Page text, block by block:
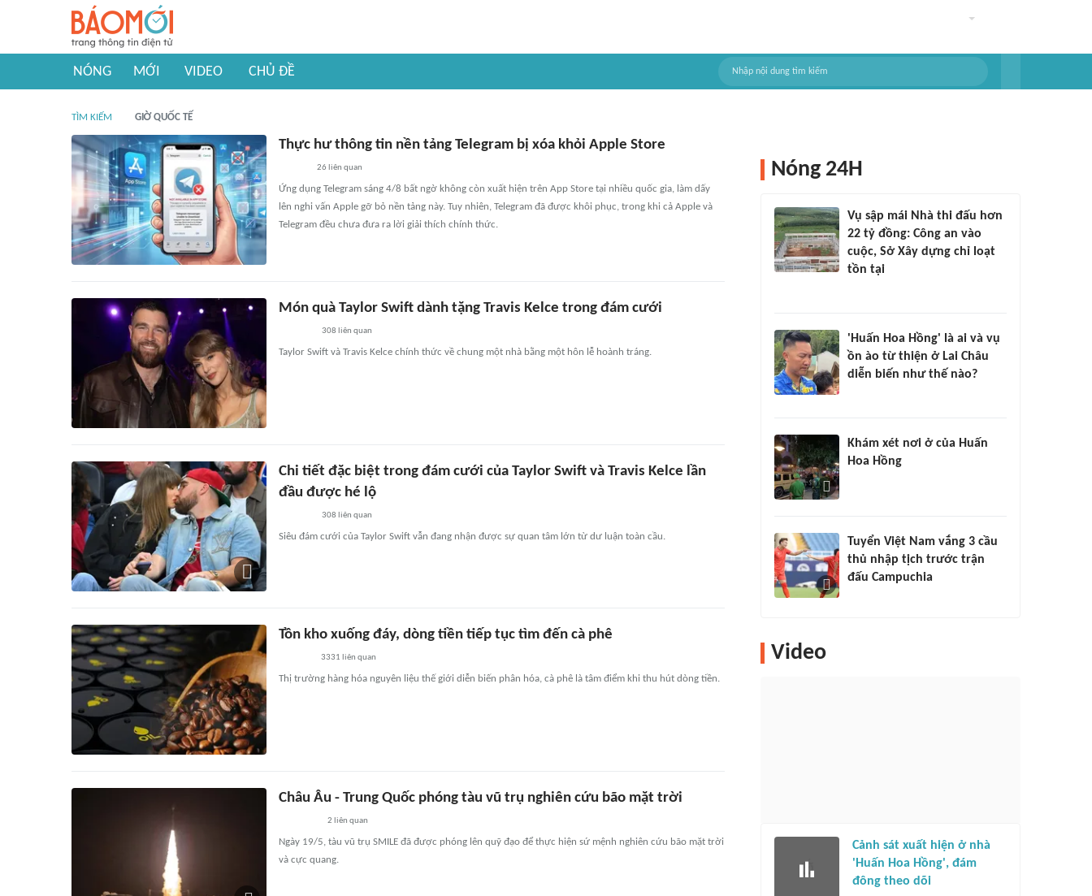
NÓNG MỚI VIDEO CHỦ ĐỀ
TÌM KIẾM GIỜ QUỐC TẾ
Thực hư thông tin nền tảng Telegram bị xóa khỏi Apple Store
26 liên quan
Ứng dụng Telegram sáng 4/8 bất ngờ không còn xuất hiện trên App Store tại nhiều quốc gia, làm dấy
lên nghi vấn Apple gỡ bỏ nền tảng này. Tuy nhiên, Telegram đã được khôi phục, trong khi cả Apple và
Telegram đều chưa đưa ra lời giải thích chính thức.
Món quà Taylor Swift dành tặng Travis Kelce trong đám cưới
308 liên quan
Taylor Swift và Travis Kelce chính thức về chung một nhà bằng một hôn lễ hoành tráng.
Chi tiết đặc biệt trong đám cưới của Taylor Swift và Travis Kelce lần
đầu được hé lộ
308 liên quan
Siêu đám cưới của Taylor Swift vẫn đang nhận được sự quan tâm lớn từ dư luận toàn cầu.
Tồn kho xuống đáy, dòng tiền tiếp tục tìm đến cà phê
3331 liên quan
Thị trường hàng hóa nguyên liệu thế giới diễn biến phân hóa, cà phê là tâm điểm khi thu hút dòng tiền.
Châu Âu - Trung Quốc phóng tàu vũ trụ nghiên cứu bão mặt trời
2 liên quan
Ngày 19/5, tàu vũ trụ SMILE đã được phóng lên quỹ đạo để thực hiện sứ mệnh nghiên cứu bão mặt trời
và cực quang.
Nóng 24H
Vụ sập mái Nhà thi đấu hơn
22 tỷ đồng: Công an vào
cuộc, Sở Xây dựng chỉ loạt
tồn tại
'Huấn Hoa Hồng' là ai và vụ
ồn ào từ thiện ở Lai Châu
diễn biến như thế nào?
Khám xét nơi ở của Huấn
Hoa Hồng
Tuyển Việt Nam vắng 3 cầu
thủ nhập tịch trước trận
đấu Campuchia
Video
Cảnh sát xuất hiện ở nhà
'Huấn Hoa Hồng', đám
đông theo dõi